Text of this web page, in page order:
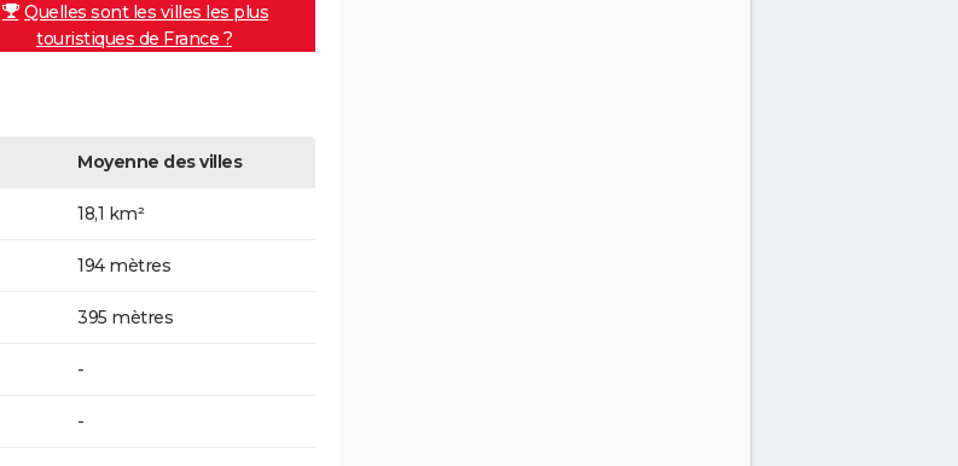
Quelles sont les villes les plus
touristiques de France ?
Moyenne des villes
18,1 km²
194 mètres
395 mètres
-
-